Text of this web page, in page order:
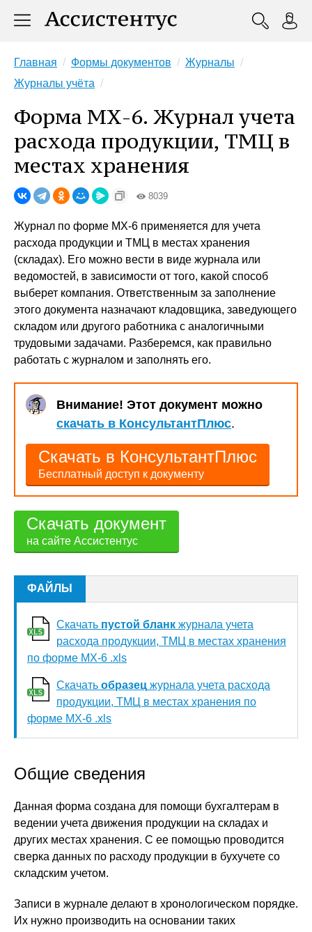
Главная Формы документов
Журналы
Журналы учёта
Форма МХ-6. Журнал учета
расхода продукции, ТМЦ в
местах хранения
8039
Журнал по форме МХ-6 применяется для учета
расхода продукции и ТМЦ в местах хранения
(складах). Его можно вести в виде журнала или
ведомостей, в зависимости от того, какой способ
выберет компания. Ответственным за заполнение
этого документа назначают кладовщика, заведующего
складом или другого работника с аналогичными
трудовыми задачами. Разберемся, как правильно
работать с журналом и заполнять его.
Внимание! Этот документ можно
скачать в КонсультантПлюс.
Скачать в КонсультантПлюс
Бесплатный доступ к документу
Скачать документ
на сайте Ассистентус
ФАЙЛЫ
Скачать пустой бланк журнала учета
расхода продукции, ТМЦ в местах хранения
по форме МХ-6 .xls
Скачать образец журнала учета расхода
продукции, ТМЦ в местах хранения по
форме МХ-6 .xls
Общие сведения
Данная форма создана для помощи бухгалтерам в
ведении учета движения продукции на складах и
других местах хранения. С ее помощью проводится
сверка данных по расходу продукции в бухучете со
складским учетом.
Записи в журнале делают в хронологическом порядке.
Их нужно производить на основании таких